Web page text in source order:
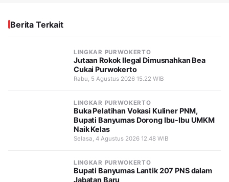
Berita Terkait
LINGKAR PURWOKERTO
Jutaan Rokok Ilegal Dimusnahkan Bea
Cukai Purwokerto
Rabu, 5 Agustus 2026 15.22 WIB
LINGKAR PURWOKERTO
Buka Pelatihan Vokasi Kuliner PNM,
Bupati Banyumas Dorong Ibu-Ibu UMKM
Naik Kelas
Selasa, 4 Agustus 2026 12.48 WIB
LINGKAR PURWOKERTO
Bupati Banyumas Lantik 207 PNS dalam
Jabatan Baru